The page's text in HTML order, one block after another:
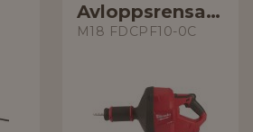
Avloppsrensare
M18 FDCPF10-0C